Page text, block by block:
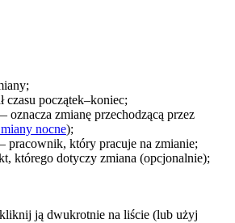
czasu początek–koniec;
oznacza zmianę przechodzącą przez
nocne);
pracownik, który pracuje na zmianie;
którego dotyczy zmiana (opcjonalnie);
ją dwukrotnie na liście (lub użyj